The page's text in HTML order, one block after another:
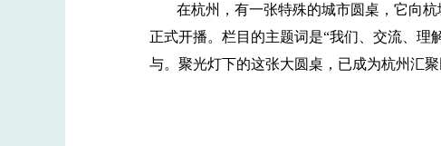
在杭州，有一张特殊的城市圆桌，它向
正式开播。栏目的主题词是“我们、交流、理
与。聚光灯下的这张大圆桌，已成为杭州汇